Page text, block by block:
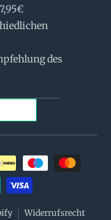
des
Widerrufsrecht